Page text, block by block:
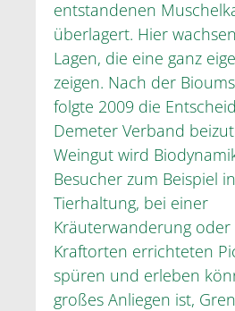
entstandenen
überlagert. Hier
Lagen, die eine ganz
zeigen. Nach der
folgte 2009 die
Demeter Verband
Weingut wird
Besucher zum Beispiel
Tierhaltung, bei einer
Kräuterwanderung
Kraftorten errichteten
spüren und erleben
großes Anliegen ist,